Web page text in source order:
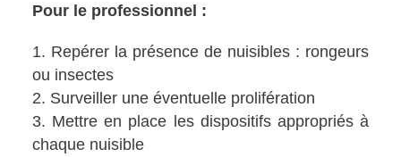
Pour le professionnel :
Repérer la présence de nuisibles : rongeurs
ou insectes
Surveiller une éventuelle prolifération
Mettre en place les dispositifs appropriés à
chaque nuisible